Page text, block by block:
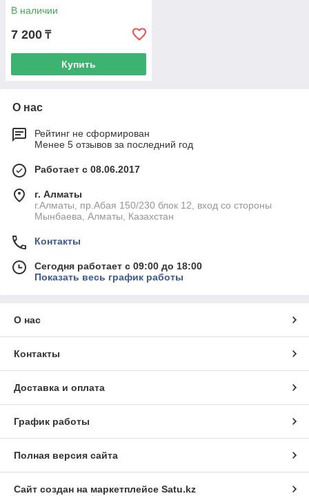
В наличии
7 200 ₸
Купить
О нас
Рейтинг не сформирован
Менее 5 отзывов за последний год
Работает с 08.06.2017
г. Алматы
г.Алматы, пр.Абая 150/230 блок 12, вход со стороны
Мынбаева, Алматы, Казахстан
Контакты
Сегодня работает с 09:00 до 18:00
Показать весь график работы
О нас
Контакты
Доставка и оплата
График работы
Полная версия сайта
Сайт создан на маркетплейсе Satu.kz